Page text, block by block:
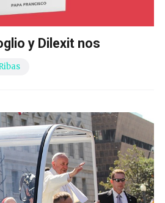
y Dilexit nos